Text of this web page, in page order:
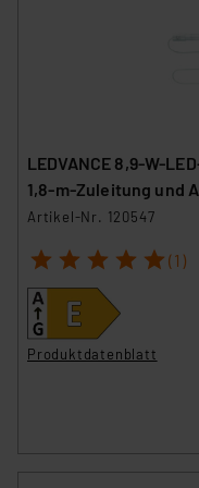
Europäischen
Beurteilung der mit
insbesondere der
Impressum
LEDVANCE 8,9-W-
1,8-m-Zuleitung und
Artikel-Nr. 120547
1 2 3 4 5 (1)
Produktdatenblatt